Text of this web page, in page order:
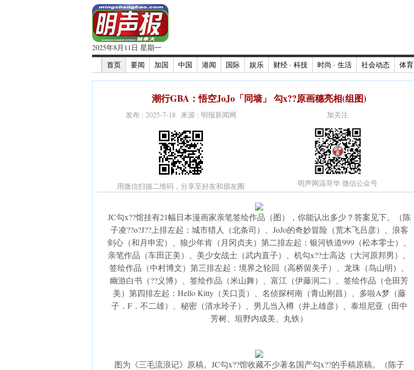
2025年8月11日 星期一
首页
要闻 加国 中国 港闻 国际 娱乐 财经 · 科技 时尚 · 生活 社会动态 体育
潮行GBA：悟空JoJo「同墙」 勾x??原画穗亮相(组图)
发布 : 2025-7-18 来源 : 明报新闻网
用微信扫描二维码，分享至好友和朋友圈
加关注
明声网温哥华 微信公众号
JC勾x??馆挂有21幅日本漫画家亲笔签绘作品（图），你能认出多少？答案见下。（陈
子凌??o?J??上排左起：城市猎人（北条司）、JoJo的奇妙冒险（荒木飞吕彦）、浪客
剑心（和月申宏）、狼少年肯（月冈贞夫）第二排左起：银河铁道999（松本零士）、
亲笔作品（车田正美）、美少女战士（武内直子）、机勾x??士高达（大河原邦男）、
签绘作品（中村博文）第三排左起：境界之轮回（高桥留美子）、龙珠（鸟山明）、
幽游白书（??义博）、签绘作品（米山舞）、富江（伊藤润二）、签绘作品（仓田芳
美）第四排左起：Hello Kitty（关口贡）、名侦探柯南（青山刚昌）、多啦A梦（藤
子．F．不二雄）、秘密（清水玲子）、男儿当入樽（井上雄彦）、泰坦尼亚（田中
芳树、垣野内成美、丸铁）
图为《三毛流浪记》原稿。JC勾x??馆收藏不少著名国产勾x??的手稿原稿。（陈子